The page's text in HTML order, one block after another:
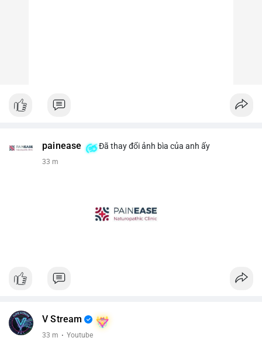
painease Đã thay đổi ảnh bìa của anh ấy
33 m
V Stream
33 m · Youtube